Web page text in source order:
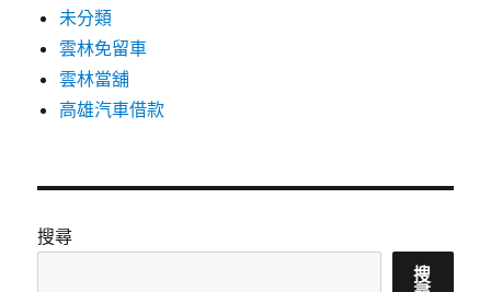
未分類
雲林免留車
雲林當舖
高雄汽車借款
搜尋
搜